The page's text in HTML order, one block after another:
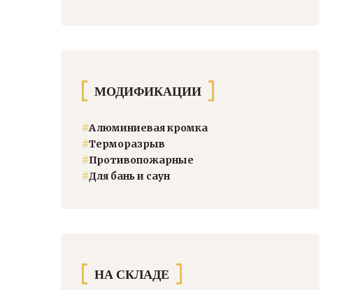
МОДИФИКАЦИИ
#Алюминиевая кромка
#Терморазрыв
#Противопожарные
#Для бань и саун
НА СКЛАДЕ